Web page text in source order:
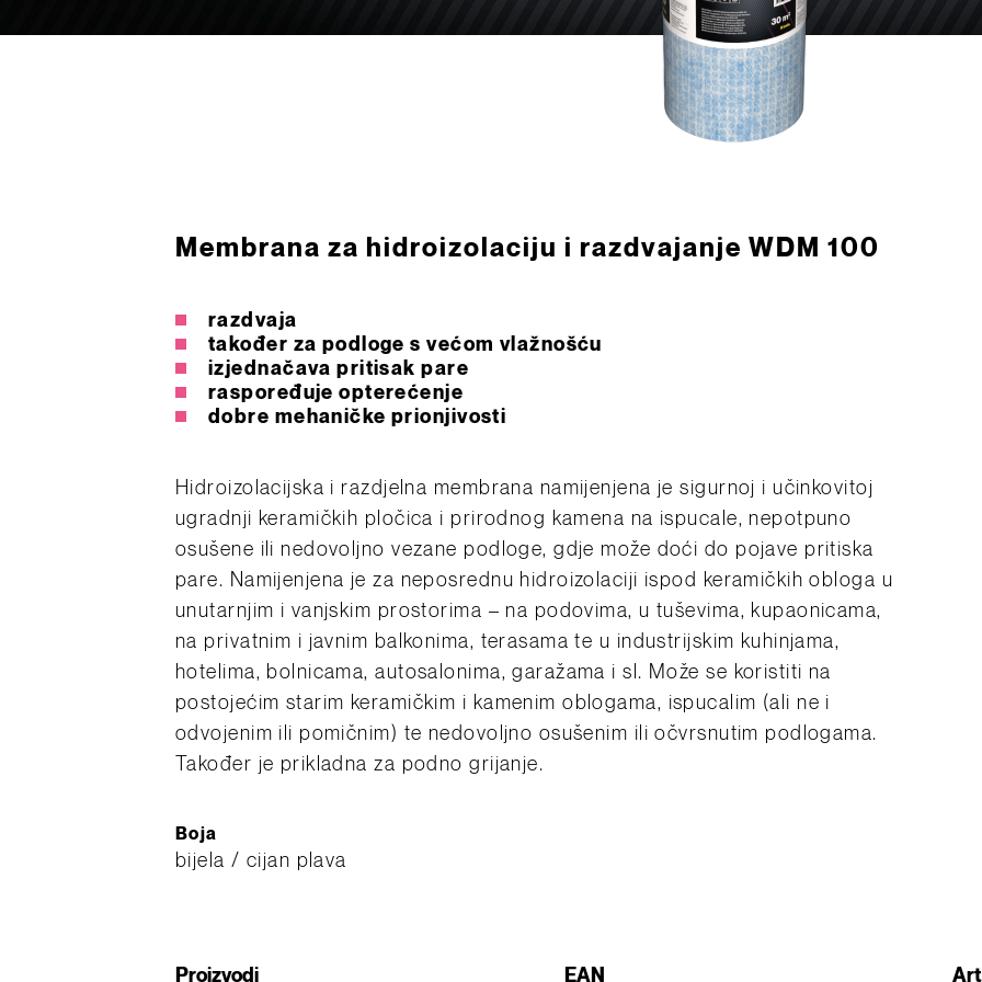
Membrana za hidroizolaciju i razdvajanje WDM 100
razdvaja
također za podloge s većom vlažnošću
izjednačava pritisak pare
raspoređuje opterećenje
dobre mehaničke prionjivosti
Hidroizolacijska i razdjelna membrana namijenjena je sigurnoj i učinkovitoj
ugradnji keramičkih pločica i prirodnog kamena na ispucale, nepotpuno
osušene ili nedovoljno vezane podloge, gdje može doći do pojave pritiska
pare. Namijenjena je za neposrednu hidroizolaciji ispod keramičkih obloga u
unutarnjim i vanjskim prostorima – na podovima, u tuševima, kupaonicama,
na privatnim i javnim balkonima, terasama te u industrijskim kuhinjama,
hotelima, bolnicama, autosalonima, garažama i sl. Može se koristiti na
postojećim starim keramičkim i kamenim oblogama, ispucalim (ali ne i
odvojenim ili pomičnim) te nedovoljno osušenim ili očvrsnutim podlogama.
Također je prikladna za podno grijanje.
Boja
bijela / cijan plava
Proizvodi EAN